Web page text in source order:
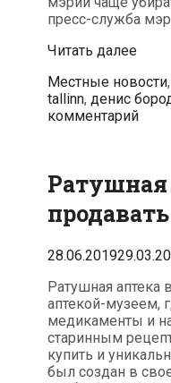
пресс-служба
Читать далееЦентр
будут
чаще
Рубрики
Местные новости,
tallinn, денис
комментарий
Ратушная
28.06.2019
Ратушная аптека
аптекой-музеем,
медикаменты и
старинным
купить и
был создан в